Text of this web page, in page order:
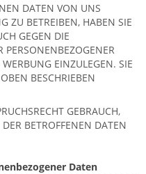
DATEN VON UNS
ZU BETREIBEN, HABEN SIE
GEGEN DIE
PERSONENBEZOGENER
EINZULEGEN. SIE
BESCHRIEBEN
GEBRAUCH,
BETROFFENEN DATEN
Daten